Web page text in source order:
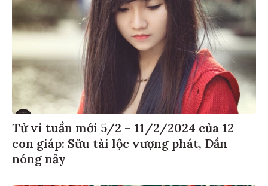
Tử vi tuần mới 5/2 – 11/2/2024 của 12
con giáp: Sửu tài lộc vượng phát, Dần
nóng nảy